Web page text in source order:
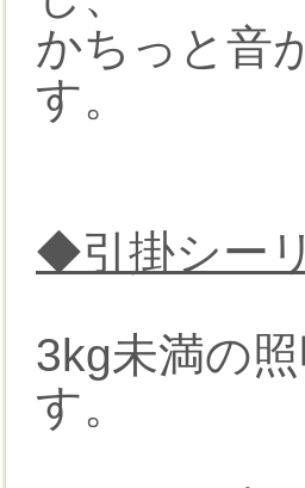
かちっと音
す。
◆引掛シー
3kg未満の
す。